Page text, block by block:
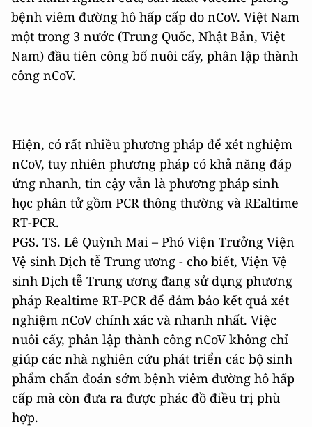
bệnh viêm đường hô hấp cấp do nCoV. Việt Nam
một trong 3 nước (Trung Quốc, Nhật Bản, Việt
Nam) đầu tiên công bố nuôi cấy, phân lập thành
công nCoV.
Hiện, có rất nhiều phương pháp để xét nghiệm
nCoV, tuy nhiên phương pháp có khả năng đáp
ứng nhanh, tin cậy vẫn là phương pháp sinh
học phân tử gồm PCR thông thường và REaltime
RT-PCR.
PGS. TS. Lê Quỳnh Mai – Phó Viện Trưởng Viện
Vệ sinh Dịch tễ Trung ương - cho biết, Viện Vệ
sinh Dịch tễ Trung ương đang sử dụng phương
pháp Realtime RT-PCR để đảm bảo kết quả xét
nghiệm nCoV chính xác và nhanh nhất. Việc
nuôi cấy, phân lập thành công nCoV không chỉ
giúp các nhà nghiên cứu phát triển các bộ sinh
phẩm chẩn đoán sớm bệnh viêm đường hô hấp
cấp mà còn đưa ra được phác đồ điều trị phù
hợp.